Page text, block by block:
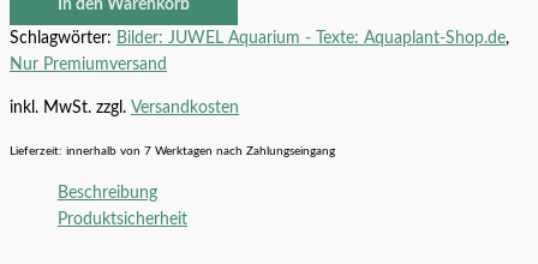
In den Warenkorb
Schlagwörter: Bilder: JUWEL Aquarium - Texte: Aquaplant-Shop.de,
Nur Premiumversand
inkl. MwSt. zzgl. Versandkosten
Lieferzeit: innerhalb von 7 Werktagen nach Zahlungseingang
Beschreibung
Produktsicherheit